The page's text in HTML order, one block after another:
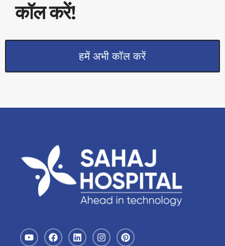
कॉल करें!
हमें अभी कॉल करें